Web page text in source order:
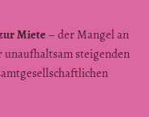
Miete – der Mangel an
steigenden